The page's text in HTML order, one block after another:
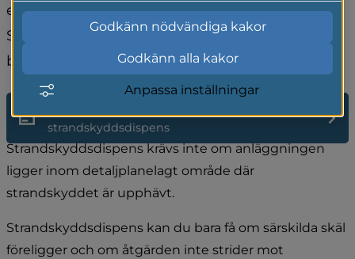
en strandskyddsdispens.
Samhällsbyggnadsförvaltningen gör en
bedömning i varje enskilt fall.
strandskyddsdispens
Strandskyddsdispens krävs inte om anläggningen
ligger inom detaljplanelagt område där
strandskyddet är upphävt.
Strandskyddsdispens kan du bara få om särskilda skäl
föreligger och om åtgärden inte strider mot
Godkänn nödvändiga kakor
Godkänn alla kakor
Anpassa inställningar